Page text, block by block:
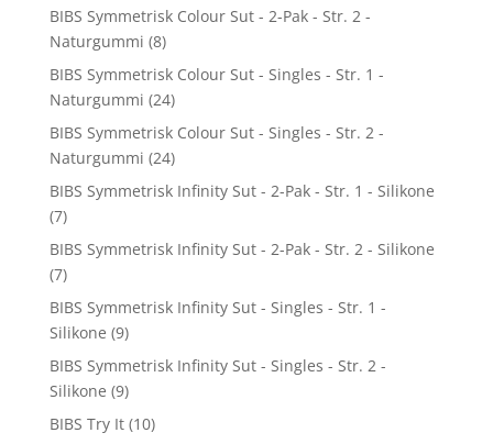
BIBS Symmetrisk Colour Sut - 2-Pak - Str. 2 -
Naturgummi (8)
BIBS Symmetrisk Colour Sut - Singles - Str. 1 -
Naturgummi (24)
BIBS Symmetrisk Colour Sut - Singles - Str. 2 -
Naturgummi (24)
BIBS Symmetrisk Infinity Sut - 2-Pak - Str. 1 - Silikone
(7)
BIBS Symmetrisk Infinity Sut - 2-Pak - Str. 2 - Silikone
(7)
BIBS Symmetrisk Infinity Sut - Singles - Str. 1 -
Silikone (9)
BIBS Symmetrisk Infinity Sut - Singles - Str. 2 -
Silikone (9)
BIBS Try It (10)